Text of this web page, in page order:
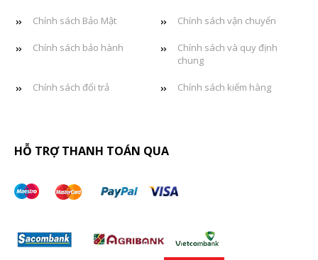
Chính sách Bảo Mật Chính sách vận chuyển
Chính sách bảo hành
Chính sách và quy định
chung
Chính sách đổi trả Chính sách kiểm hàng
HỖ TRỢ THANH TOÁN QUA